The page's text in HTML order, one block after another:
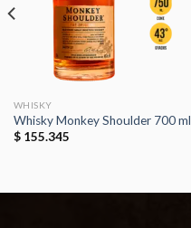
WHISKY
Whisky Monkey Shoulder 700 ml
$155.345